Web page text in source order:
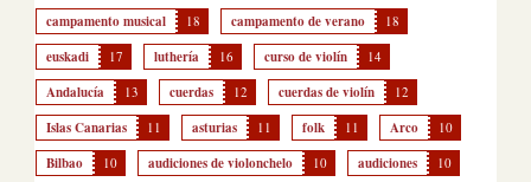
campamento musical 18 campamento de verano 18
euskadi 17 luthería 16 curso de violín 14
Andalucía 13 cuerdas 12 cuerdas de violín 12
Islas Canarias 11 asturias 11 folk 11 Arco 10
Bilbao 10 audiciones de violonchelo 10 audiciones 10